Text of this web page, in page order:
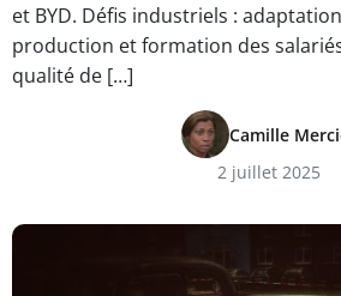
et BYD. Défis industriels :
production et formation des
qualité de […]
Camille
2 juillet 2025